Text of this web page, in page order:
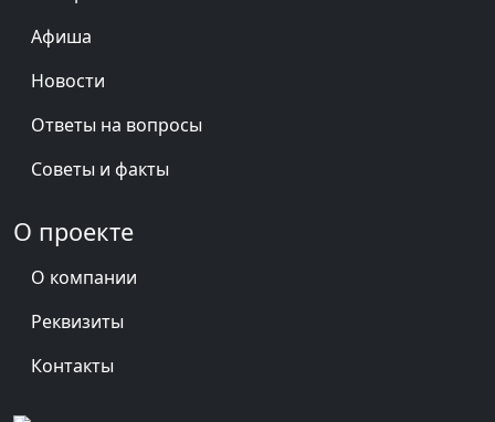
Афиша
Новости
Ответы на вопросы
Советы и факты
О проекте
О компании
Реквизиты
Контакты